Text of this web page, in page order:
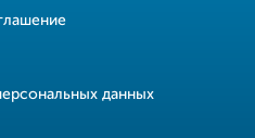
данных